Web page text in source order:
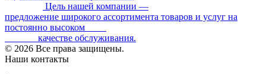
Цель нашей компании —
предложение широкого ассортимента товаров и услуг на
постоянно высоком
качестве обслуживания.
© 2026 Все права защищены.
Наши контакты